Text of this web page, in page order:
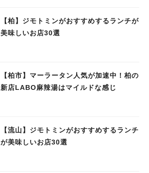
【柏】ジモトミンがおすすめするランチが
美味しいお店30選
【柏市】マーラータン人気が加速中！柏の
新店LABO麻辣湯はマイルドな感じ
【流山】ジモトミンがおすすめするランチ
が美味しいお店30選